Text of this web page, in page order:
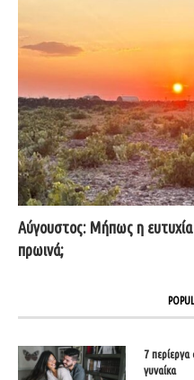
Αύγουστος: Μήπως η ευτυχία
πρωινά;
7
γυναίκα